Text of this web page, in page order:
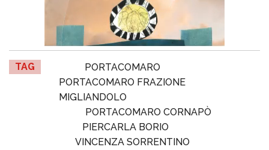
TAG
PORTACOMARO
PORTACOMARO FRAZIONE
MIGLIANDOLO
PORTACOMARO CORNAPÒ
PIERCARLA BORIO
VINCENZA SORRENTINO